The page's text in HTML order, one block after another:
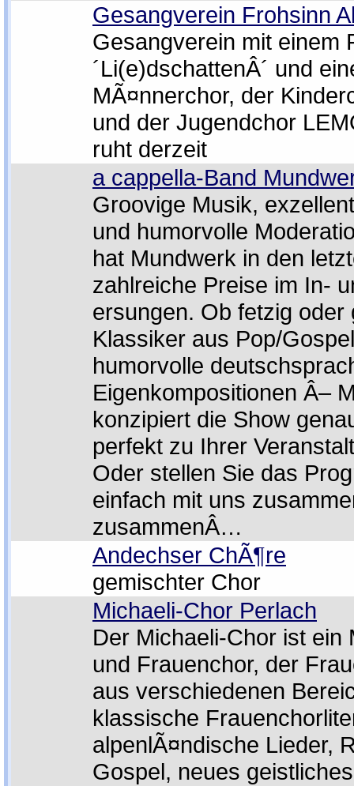
Gesangverein Frohsinn
Gesangverein mit einem
´Li(e)dschattenÂ´ und
MÃ¤nnerchor, der
und der Jugendchor
ruht derzeit
a cappella-Band
Groovige Musik,
und humorvolle
hat Mundwerk in den
zahlreiche Preise im In-
ersungen. Ob fetzig oder
Klassiker aus Pop/
humorvolle
Eigenkompositionen Â–
konzipiert die Show
perfekt zu Ihrer
Oder stellen Sie das
einfach mit uns
zusammenÂ…
Andechser ChÃ¶re
gemischter Chor
Michaeli-Chor Perlach
Der Michaeli-Chor ist ein
und Frauenchor, der
aus verschiedenen
klassische
alpenlÃ¤ndische Lieder,
Gospel, neues